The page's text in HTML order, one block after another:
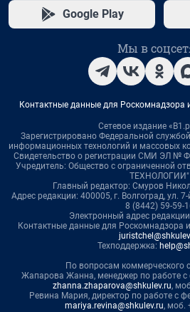
Google Play
Мы в
Контактные данные для Роскомнадзора
Сетевое издание
Зарегистрировано Федеральной
информационных технологий и массовых
Свидетельство о регистрации СМИ ЭЛ №
Учредитель: Общество с ограниченной
ТЕХНОЛОГИИ"
Главный редактор: Смуров
Адрес редакции: 400005, г. Волгоград, ул.
8 (8442) 59-59-
Электронный адрес
Контактные данные для Роскомнадзора
Техподдержка:
По вопросам коммерческого
Жапарова Жанна, менеджер по работе
zhanna.zhaparova@shkulev.ru,
Ревина Мария, директор по работе с
mariya.revina@shkulev.ru, моб.